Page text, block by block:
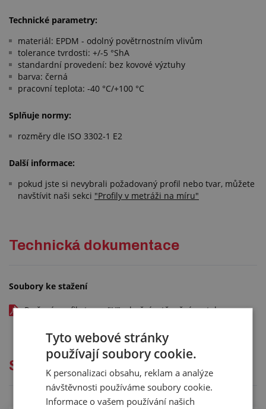
Technické parametry:
materiál: EPDM - odolný povětrnostním vlivům
tolerance tvrdosti: +/-5 °ShA
standardní provedení: bez kovové výztuhy
barva: černá
pracovní teplota: -40 °C/+100 °C
Splňuje normy:
rozměry dle ISO 3302-1 E2
Další informace:
pokud jste si nevybrali požadovaný profil nebo tvar, můžete
navštívit naši sekci "Profily v metráži na míru"
Technická dokumentace
Soubory ke stažení
Pryžové profily tvaru "U" s bočním těsněním - tolerance
Služby
Tyto webové stránky
používají soubory cookie.
K personalizaci obsahu, reklam a analýze
návštěvnosti používáme soubory cookie.
Informace o vašem používání našich